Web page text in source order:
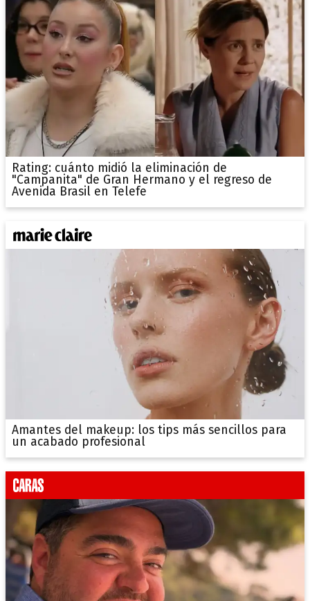
Rating: cuánto midió la eliminación de
"Campanita" de Gran Hermano y el regreso de
Avenida Brasil en Telefe
Amantes del makeup: los tips más sencillos para
un acabado profesional